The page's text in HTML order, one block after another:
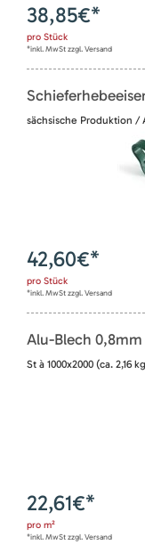
38,85€*
pro Stück
*inkl. MwSt zzgl. Versand
sächsische Produktion /
42,60€*
pro Stück
*inkl. MwSt zzgl. Versand
Alu-Blech
St à 1000x2000 (ca. 2,16
22,61€*
pro m²
*inkl. MwSt zzgl. Versand